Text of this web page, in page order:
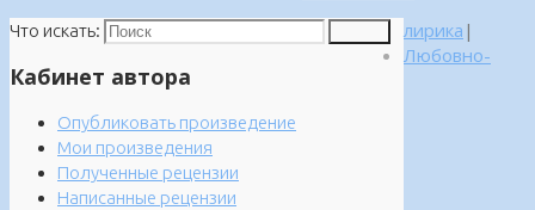
Что искать:
Кабинет автора
Опубликовать произведение
Мои произведения
Полученные рецензии
Написанные рецензии
лирика |
Любовно-